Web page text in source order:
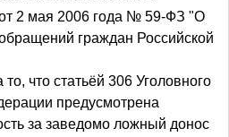
2 мая 2006 года № 59-ФЗ "О
граждан Российской
что статьёй 306 Уголовного
предусмотрена
за заведомо ложный донос